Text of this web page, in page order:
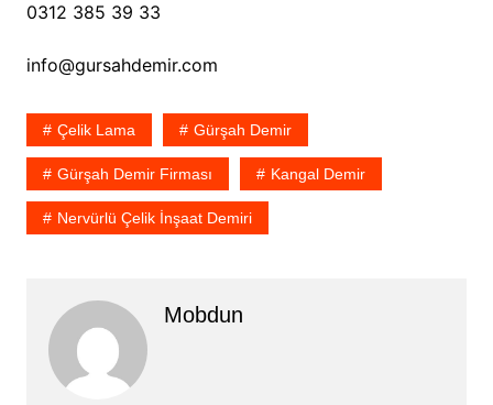
0312 385 39 33
info@gursahdemir.com
Çelik Lama Gürşah Demir
Gürşah Demir Firması Kangal Demir
Nervürlü Çelik İnşaat Demiri
Mobdun